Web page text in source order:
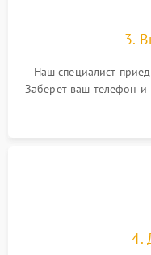
3.
Наш специалист
Заберет ваш телефон и
4.